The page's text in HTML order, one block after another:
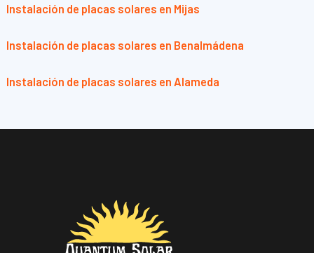
Instalación de placas solares en Mijas
Instalación de placas solares en Benalmádena
Instalación de placas solares en Alameda